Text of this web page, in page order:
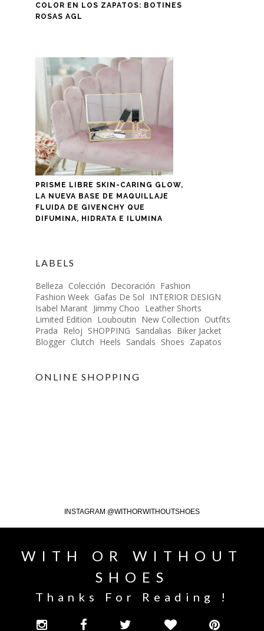
COLOR EN LOS ZAPATOS: BOTINES
ROSAS AGL
PRISME LIBRE SKIN-CARING GLOW,
LA NUEVA BASE DE MAQUILLAJE
FLUIDA DE GIVENCHY QUE
DIFUMINA, HIDRATA E ILUMINA
LABELS
Belleza Colección Decoración Fashion
Fashion Week Gafas De Sol INTERIOR DESIGN
Isabel Marant Jimmy Choo Leather Shorts
Limited Edition Louboutin New Collection Outfits
Prada Reloj SHOPPING Sandalias Biker Jacket
Blogger Clutch Heels Sandals Shoes Zapatos
ONLINE SHOPPING
INSTAGRAM @WITHORWITHOUTSHOES
WITH OR WITHOUT
SHOES
Thanks For Reading !